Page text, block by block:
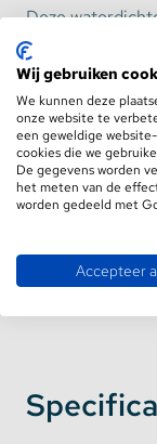
Deze
24V ledstrips.
worden
vochtige
deze 24V
Deze 10A
gebruiken met
een vochtige
dat de ledstrip
10A
dimbaar
Wij gebruiken
We kunnen deze
onze website te
een geweldige
cookies die we
De gegevens worden
het meten van de
worden gedeeld met
Accepteer